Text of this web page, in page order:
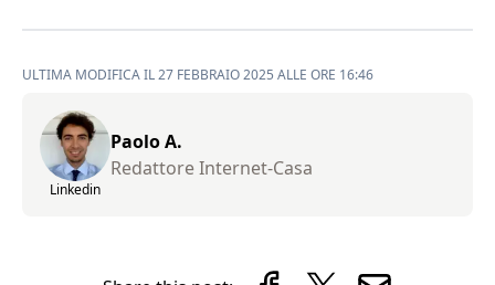
ULTIMA MODIFICA IL 27 FEBBRAIO 2025 ALLE ORE 16:46
Linkedin
Paolo A.
Redattore Internet-Casa